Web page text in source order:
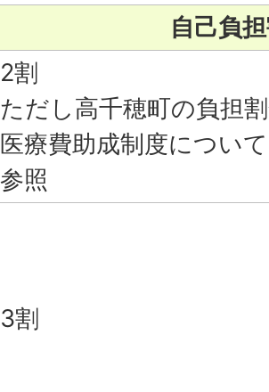
自己負
2割
ただし高千穂町の負担
医療費助成制度につい
参照
3割